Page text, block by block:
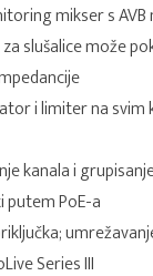
mikser s
slušalice može
i limiter na svim
kanala i
putem PoE-a
Series III